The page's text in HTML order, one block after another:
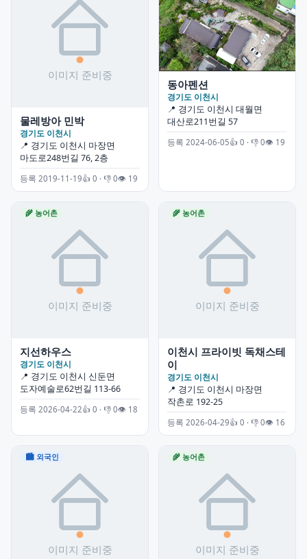
물레방아 민박
경기도 이천시
📍 경기도 이천시 마장면
마도로248번길 76, 2층
등록 2019-11-19👍 0 · 👎 0👁 19
동아펜션
경기도 이천시
📍 경기도 이천시 대월면
대산로211번길 57
등록 2024-06-05👍 0 · 👎 0👁 19
🌾 농어촌
지선하우스
경기도 이천시
📍 경기도 이천시 신둔면
도자예술로62번길 113-66
등록 2026-04-22👍 0 · 👎 0👁 18
🌾 농어촌
이천시 프라이빗 독채스테
이
경기도 이천시
📍 경기도 이천시 마장면
작촌로 192-25
등록 2026-04-29👍 0 · 👎 0👁 16
🏙 외국인 🌾 농어촌